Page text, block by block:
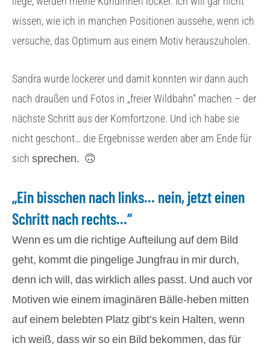
wissen, wie ich in manchen Positionen aussehe, wenn ich
versuche, das Optimum aus einem Motiv herauszuholen.
Sandra wurde lockerer und damit konnten wir dann auch
nach draußen und Fotos in „freier Wildbahn“ machen – der
nächste Schritt aus der Komfortzone. Und ich habe sie
nicht geschont… die Ergebnisse werden aber am Ende für
sich sprechen. 🙃
„Ein bisschen nach links… nein, jetzt einen
Schritt nach rechts…“
Wenn es um die richtige Aufteilung auf dem Bild
geht, kommt die pingelige Jungfrau in mir durch,
denn ich will, das wirklich alles passt. Und auch vor
Motiven wie einem imaginären Bälle-heben mitten
auf einem belebten Platz gibt’s kein Halten, wenn
ich weiß, dass wir so ein Bild bekommen, das für